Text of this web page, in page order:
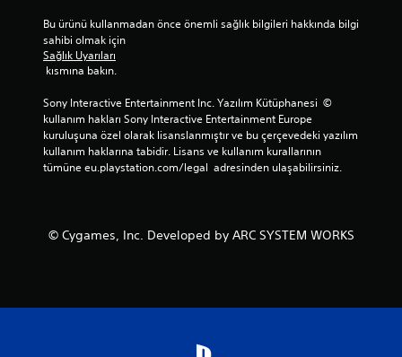
Bu ürünü kullanmadan önce önemli sağlık bilgileri hakkında bilgi
sahibi olmak için
Sağlık Uyarıları
kısmına bakın.
Sony Interactive Entertainment Inc. Yazılım Kütüphanesi  ©
kullanım hakları Sony Interactive Entertainment Europe
kuruluşuna özel olarak lisanslanmıştır ve bu çerçevedeki yazılım
kullanım haklarına tabidir. Lisans ve kullanım kurallarının
tümüne eu.playstation.com/legal  adresinden ulaşabilirsiniz.
© Cygames, Inc. Developed by ARC SYSTEM WORKS